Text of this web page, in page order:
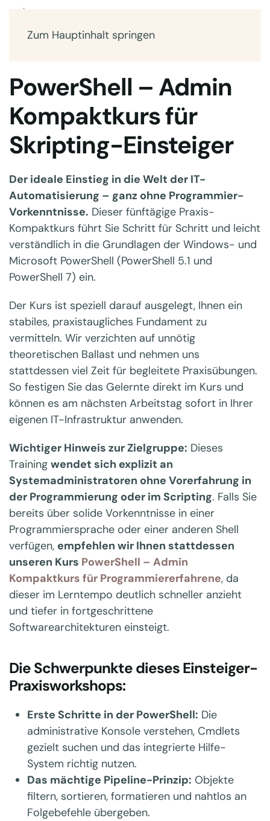
Zum Hauptinhalt springen
PowerShell – Admin
Kompaktkurs für
Skripting-Einsteiger
Der ideale Einstieg in die Welt der IT-
Automatisierung – ganz ohne Programmier-
Vorkenntnisse. Dieser fünftägige Praxis-
Kompaktkurs führt Sie Schritt für Schritt und leicht
verständlich in die Grundlagen der Windows- und
Microsoft PowerShell (PowerShell 5.1 und
PowerShell 7) ein.
Der Kurs ist speziell darauf ausgelegt, Ihnen ein
stabiles, praxistaugliches Fundament zu
vermitteln. Wir verzichten auf unnötig
theoretischen Ballast und nehmen uns
stattdessen viel Zeit für begleitete Praxisübungen.
So festigen Sie das Gelernte direkt im Kurs und
können es am nächsten Arbeitstag sofort in Ihrer
eigenen IT-Infrastruktur anwenden.
Wichtiger Hinweis zur Zielgruppe: Dieses
Training wendet sich explizit an
Systemadministratoren ohne Vorerfahrung in
der Programmierung oder im Scripting. Falls Sie
bereits über solide Vorkenntnisse in einer
Programmiersprache oder einer anderen Shell
verfügen, empfehlen wir Ihnen stattdessen
unseren Kurs PowerShell – Admin
Kompaktkurs für Programmiererfahrene, da
dieser im Lerntempo deutlich schneller anzieht
und tiefer in fortgeschrittene
Softwarearchitekturen einsteigt.
Die Schwerpunkte dieses Einsteiger-
Praxisworkshops:
Erste Schritte in der PowerShell: Die
administrative Konsole verstehen, Cmdlets
gezielt suchen und das integrierte Hilfe-
System richtig nutzen.
Das mächtige Pipeline-Prinzip: Objekte
filtern, sortieren, formatieren und nahtlos an
Folgebefehle übergeben.